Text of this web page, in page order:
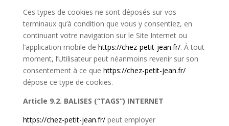
Ces types de cookies ne sont déposés sur vos
terminaux qu’à condition que vous y consentiez, en
continuant votre navigation sur le Site Internet ou
l’application mobile de https://chez-petit-jean.fr/. À tout
moment, l’Utilisateur peut néanmoins revenir sur son
consentement à ce que https://chez-petit-jean.fr/
dépose ce type de cookies.
Article 9.2. BALISES (“TAGS”) INTERNET
https://chez-petit-jean.fr/peut employer